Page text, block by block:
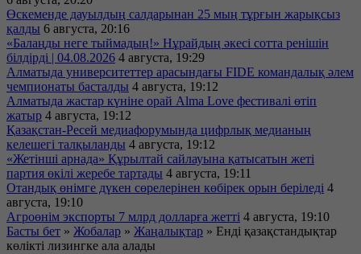
Өскеменде дауылдың салдарынан 25 мың тұрғын жарықсыз
қалды 6 августа, 20:16
«Балаңды неге тыймадың!» Нұрайдың әкесі сотта ренішін
білдірді | 04.08.2026 4 августа, 19:29
Алматыда университеттер арасындағы FIDE командалық әлем
чемпионаты басталды 4 августа, 19:12
Алматыда жастар күніне орай Alma Love фестивалі өтіп
жатыр 4 августа, 19:12
Қазақстан-Ресей медиафорумында цифрлық медианың
келешегі талқыланды 4 августа, 19:12
«Жетінші арнада» Құрылтай сайлауына қатысатын жеті
партия өкілі жеребе тартады 4 августа, 19:11
Отандық өнімге дүкен сөрелерінен көбірек орын беріледі 4
августа, 19:10
Агроөнім экспорты 7 млрд долларға жетті 4 августа, 19:10
Басты бет » Жобалар » Жаңалықтар » Енді қазақстандықтар
көлікті лизингке ала алады